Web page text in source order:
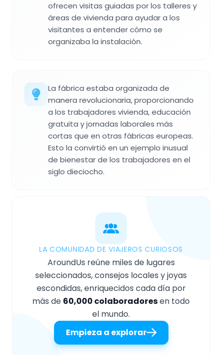
ofrecen visitas guiadas por los talleres y
áreas de vivienda para ayudar a los
visitantes a entender cómo se
organizaba la instalación.
La fábrica estaba organizada de
manera revolucionaria, proporcionando
a los trabajadores vivienda, educación
gratuita y jornadas laborales más
cortas que en otras fábricas europeas.
Esto la convirtió en un ejemplo inusual
de bienestar de los trabajadores en el
siglo dieciocho.
LA COMUNIDAD DE VIAJEROS CURIOSOS
AroundUs reúne miles de lugares
seleccionados, consejos locales y joyas
escondidas, enriquecidos cada día por
más de 60,000 colaboradoresen todo
el mundo.
Empieza a explorar